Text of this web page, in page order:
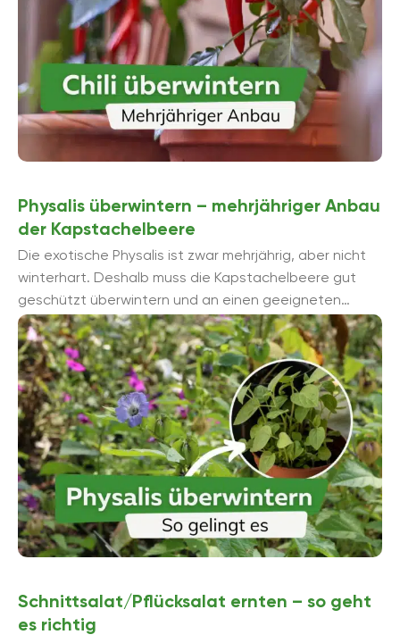
Physalis überwintern – mehrjähriger Anbau
der Kapstachelbeere
Die exotische Physalis ist zwar mehrjährig, aber nicht
winterhart. Deshalb muss die Kapstachelbeere gut
geschützt überwintern und an einen geeigneten
Standort gebracht werden. Denn ungeschützt
übersteht sie ...
Schnittsalat/Pflücksalat ernten – so geht
es richtig